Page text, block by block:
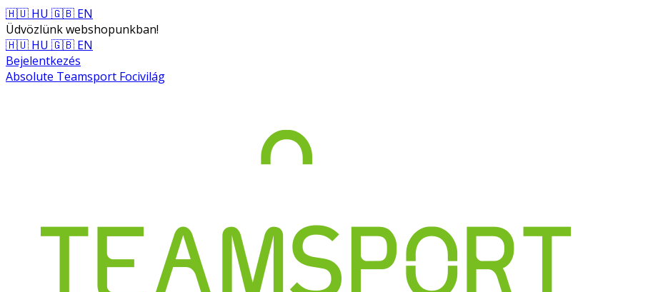
🇭🇺 HU 🇬🇧 EN
Üdvözlünk webshopunkban!
🇭🇺 HU 🇬🇧 EN
Bejelentkezés
Absolute Teamsport Focivilág